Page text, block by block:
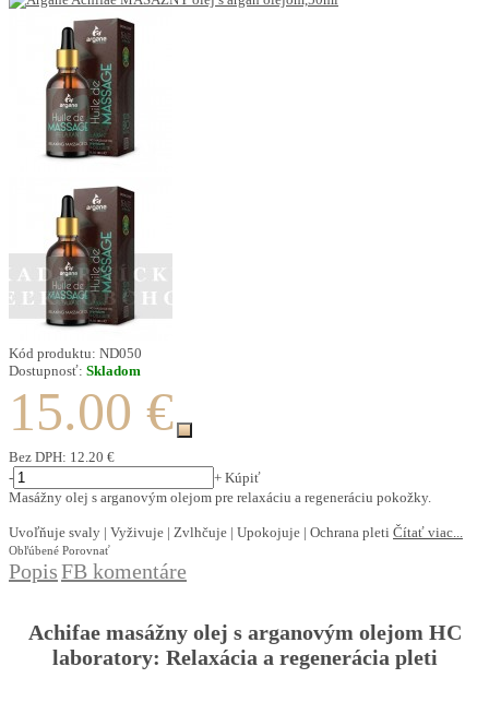
Kód produktu: ND050
Dostupnosť: Skladom
15.00 €
Bez DPH: 12.20 €
-
+ Kúpiť
Masážny olej s arganovým olejom pre relaxáciu a regeneráciu pokožky.
Uvoľňuje svaly | Vyživuje | Zvlhčuje | Upokojuje | Ochrana pleti Čítať viac...
Obľúbené Porovnať
PopisFB komentáre
Achifae masážny olej s arganovým olejom HC
laboratory: Relaxácia a regenerácia pleti